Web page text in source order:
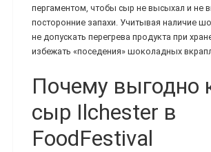
пергаментом, чтобы сыр не высыхал и не
посторонние запахи. Учитывая наличие
не допускать перегрева продукта при
избежать «поседения» шоколадных
Почему выгодно
сыр Ilchester в
FoodFestival